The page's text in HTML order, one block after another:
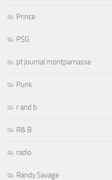
Prince
PSG
pt journal montparnasse
Punk
r and b
R& B
radio
Randy Savage